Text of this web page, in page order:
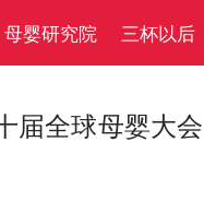
母婴研究院 三杯以后
届全球母婴大会